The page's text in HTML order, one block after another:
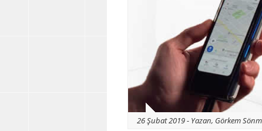
26 Şubat 2019 - Yazan, Görkem